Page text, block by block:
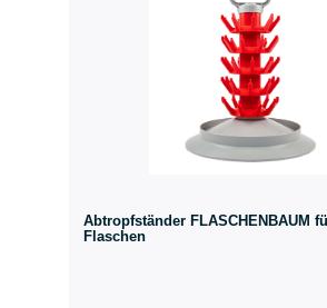
Abtropfständer FLASCHENBAUM
Flaschen